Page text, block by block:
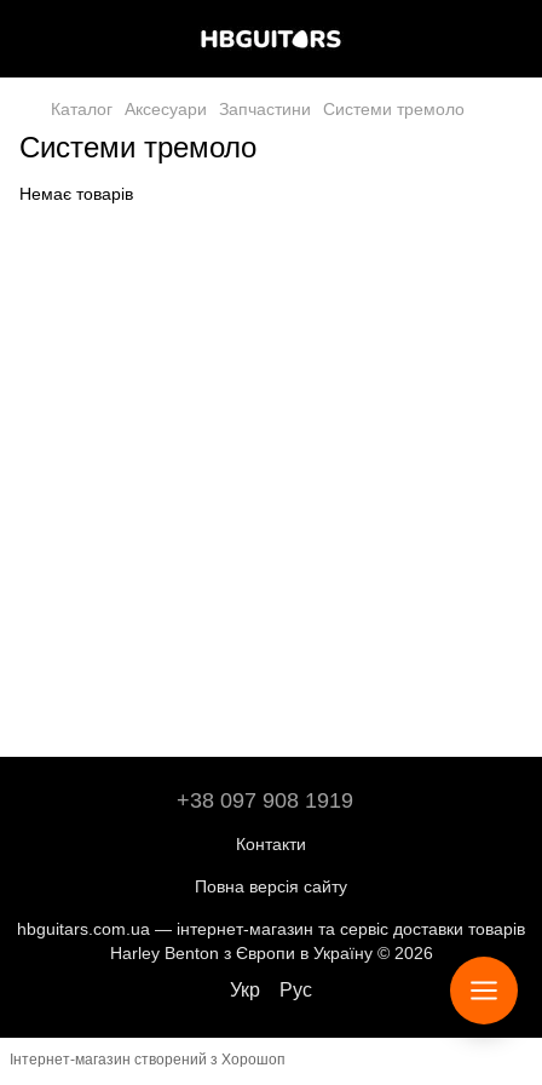
Каталог Аксесуари Запчастини Системи тремоло
Системи тремоло
Немає товарів
+38 097 908 1919
Контакти
Повна версія сайту
hbguitars.com.ua — інтернет-магазин та сервіс доставки товарів
Harley Benton з Європи в Україну © 2026
Укр Рус
Інтернет-магазин створений з Хорошоп